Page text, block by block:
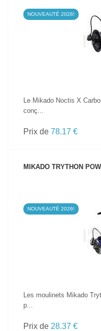
NOUVEAUTÉ 2026!
Le Mikado Noctis X
conç...
Prix de 78.17 €
MIKADO TRYTHON
NOUVEAUTÉ 2026!
Les moulinets Mikado
p...
Prix de 28.37 €